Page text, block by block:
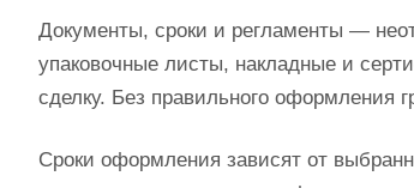
Документы, сроки и регламенты —
упаковочные листы, накладные и
сделку. Без правильного оформления
Сроки оформления зависят от